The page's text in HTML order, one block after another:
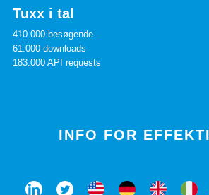
Tuxx i tal
410.000 besøgende
61.000 downloads
183.000 API requests
INFO FOR